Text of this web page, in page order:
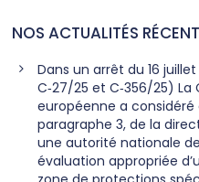
NOS ACTUALITÉS
Dans un arrêt du 16
C‑27/25 et C‑356/25) La
européenne a considéré
paragraphe 3, de la
une autorité nationale
évaluation appropriée